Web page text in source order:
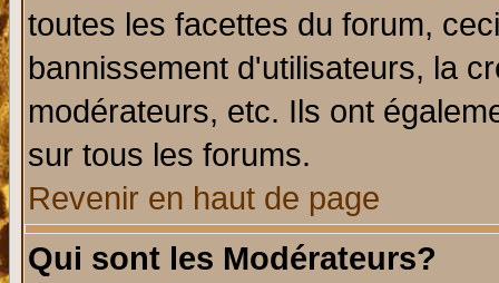
toutes les facettes du forum,
bannissement d'utilisateurs, la
modérateurs, etc. Ils ont
sur tous les forums.
Revenir en haut de page
Qui sont les Modérateurs?